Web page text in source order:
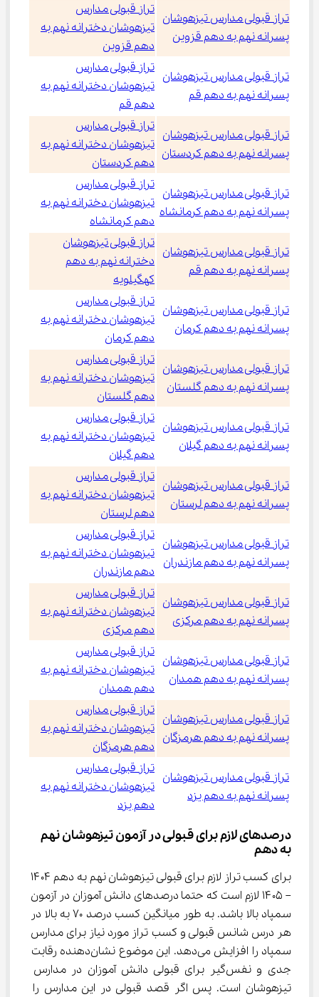
تراز قبولی مدارس تیزهوشان
پسرانه نهم به دهم قزوین
تراز قبولی مدارس
تیزهوشان دخترانه نهم به
دهم قزوین
تراز قبولی مدارس تیزهوشان
پسرانه نهم به دهم قم
تراز قبولی مدارس
تیزهوشان دخترانه نهم به
دهم قم
تراز قبولی مدارس تیزهوشان
پسرانه نهم به دهم کردستان
تراز قبولی مدارس
تیزهوشان دخترانه نهم به
دهم کردستان
تراز قبولی مدارس تیزهوشان
پسرانه نهم به دهم کرمانشاه
تراز قبولی مدارس
تیزهوشان دخترانه نهم به
دهم کرمانشاه
تراز قبولی مدارس تیزهوشان
پسرانه نهم به دهم قم
تراز قبولی تیزهوشان
دخترانه نهم به دهم
کهگیلویه
تراز قبولی مدارس تیزهوشان
پسرانه نهم به دهم کرمان
تراز قبولی مدارس
تیزهوشان دخترانه نهم به
دهم کرمان
تراز قبولی مدارس تیزهوشان
پسرانه نهم به دهم گلستان
تراز قبولی مدارس
تیزهوشان دخترانه نهم به
دهم گلستان
تراز قبولی مدارس تیزهوشان
پسرانه نهم به دهم گیلان
تراز قبولی مدارس
تیزهوشان دخترانه نهم به
دهم گیلان
تراز قبولی مدارس تیزهوشان
پسرانه نهم به دهم لرستان
تراز قبولی مدارس
تیزهوشان دخترانه نهم به
دهم لرستان
تراز قبولی مدارس تیزهوشان
پسرانه نهم به دهم مازندران
تراز قبولی مدارس
تیزهوشان دخترانه نهم به
دهم مازندران
تراز قبولی مدارس تیزهوشان
پسرانه نهم به دهم مرکزی
تراز قبولی مدارس
تیزهوشان دخترانه نهم به
دهم مرکزی
تراز قبولی مدارس تیزهوشان
پسرانه نهم به دهم همدان
تراز قبولی مدارس
تیزهوشان دخترانه نهم به
دهم همدان
تراز قبولی مدارس تیزهوشان
پسرانه نهم به دهم هرمزگان
تراز قبولی مدارس
تیزهوشان دخترانه نهم به
دهم هرمزگان
تراز قبولی مدارس تیزهوشان
پسرانه نهم به دهم یزد
تراز قبولی مدارس
تیزهوشان دخترانه نهم به
دهم یزد
درصدهای لازم برای قبولی در آزمون تیزهوشان نهم
به دهم
– ۱۴۰۵ لازم است که حتما درصدهای دانش آموزان در آزمون
سمپاد بالا باشد. به طور میانگین کسب درصد 70 به بالا در
هر درس شانس قبولی و کسب تراز مورد نیاز برای مدارس
سمپاد را افزایش می‌دهد. این موضوع نشان‌دهنده رقابت
جدی و نفس‌گیر برای قبولی دانش آموزان در مدارس
تیزهوشان است. پس اگر قصد قبولی در این مدارس را